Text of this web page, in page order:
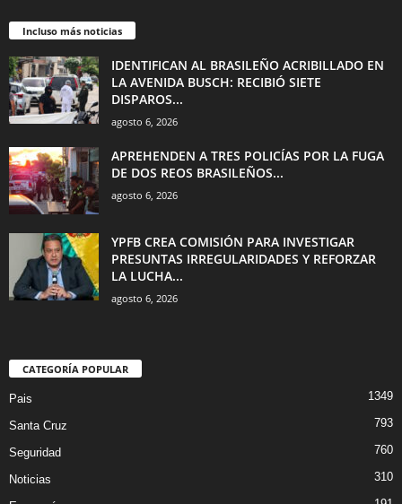
Incluso más noticias
IDENTIFICAN AL BRASILEÑO ACRIBILLADO EN
LA AVENIDA BUSCH: RECIBIÓ SIETE
DISPAROS...
agosto 6, 2026
APREHENDEN A TRES POLICÍAS POR LA FUGA
DE DOS REOS BRASILEÑOS...
agosto 6, 2026
YPFB CREA COMISIÓN PARA INVESTIGAR
PRESUNTAS IRREGULARIDADES Y REFORZAR
LA LUCHA...
agosto 6, 2026
CATEGORÍA POPULAR
Pais 1349
Santa Cruz 793
Seguridad 760
Noticias 310